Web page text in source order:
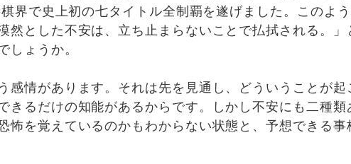
界で史上初の七タイトル全制覇を遂げました。このよ
然とした不安は、立ち止まらないことで払拭される。
しょうか。
感情があります。それは先を見通し、どういうことが
きるだけの知能があるからです。しかし不安にも二種
怖を覚えているのかもわからない状態と、予想できる